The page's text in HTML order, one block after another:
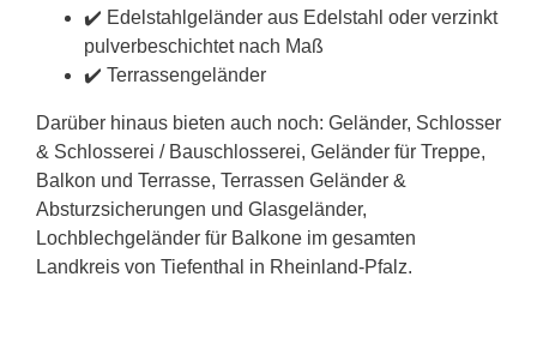
✔️ Edelstahlgeländer aus Edelstahl oder verzinkt
pulverbeschichtet nach Maß
✔️ Terrassengeländer
Darüber hinaus bieten auch noch: Geländer, Schlosser
& Schlosserei / Bauschlosserei, Geländer für Treppe,
Balkon und Terrasse, Terrassen Geländer &
Absturzsicherungen und Glasgeländer,
Lochblechgeländer für Balkone im gesamten
Landkreis von Tiefenthal in Rheinland-Pfalz.